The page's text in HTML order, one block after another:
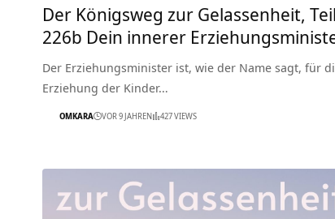
Der Königsweg zur Gelassenheit, Teil
226b Dein innerer
Der Erziehungsminister ist, wie der Name sagt, für
Erziehung der Kinder…
OMKARA VOR 9 JAHREN 427 VIEWS